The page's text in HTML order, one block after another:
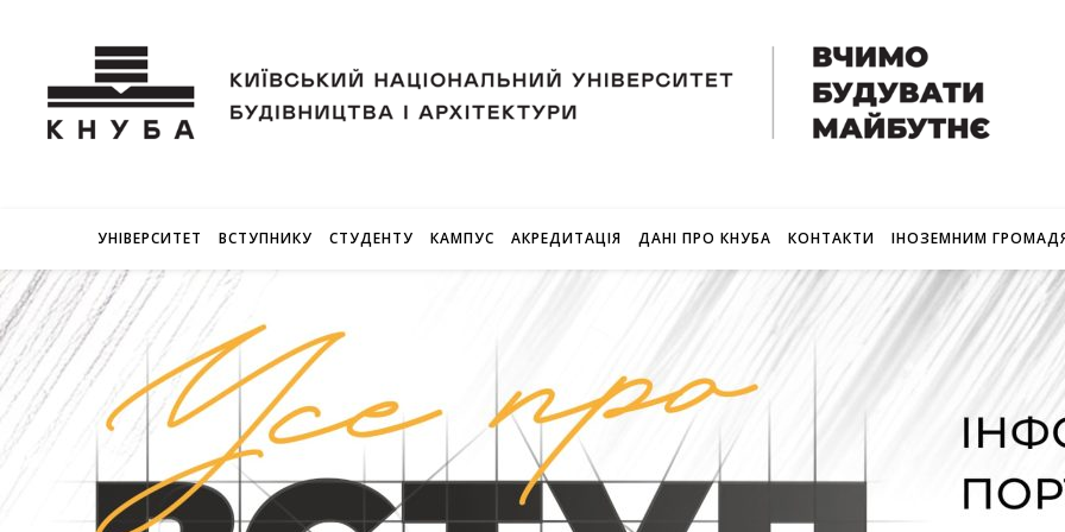
УНІВЕРСИТЕТ ВСТУПНИКУ СТУДЕНТУ КАМПУС АКРЕДИТАЦІЯ ДАНІ ПРО КНУБА КОНТАКТИ ІНОЗЕМНИМ